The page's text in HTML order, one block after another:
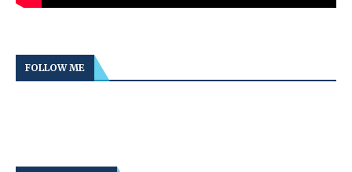
FOLLOW ME